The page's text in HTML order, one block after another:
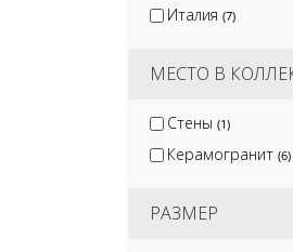
Kirovit (2)
Италия (7)
МЕСТО В
Стены (1)
Керамогранит (6)
РАЗМЕР